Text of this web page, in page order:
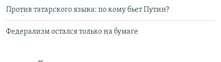
Против татарского языка: по кому бьет Путин?
Федерализм остался только на бумаге